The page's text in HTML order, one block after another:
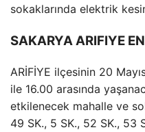
sokaklarında elektrik
SAKARYA ARIFIYE
ARİFİYE ilçesinin 20
ile 16.00 arasında
etkilenecek mahalle ve
49 SK., 5 SK., 52 SK., 53